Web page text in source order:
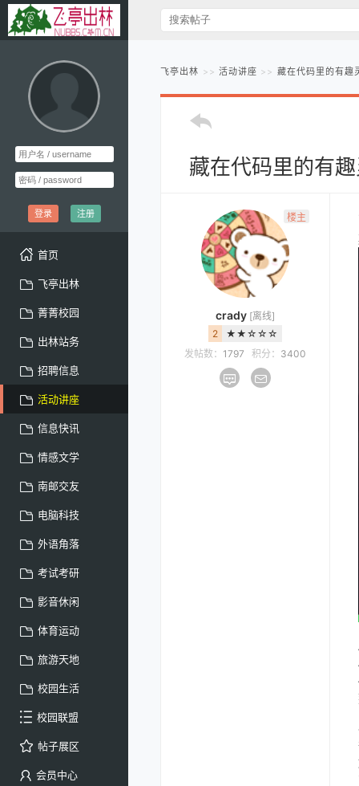
登录 注册
首页
飞亭出林
菁菁校园
出林站务
招聘信息
活动讲座
信息快讯
情感文学
南邮交友
电脑科技
外语角落
考试考研
影音休闲
体育运动
旅游天地
校园生活
校园联盟
帖子展区
会员中心
飞亭出林 活动讲座 藏在代码里的有
藏在代码里的有
楼主
crady [离线]
2
★★☆☆☆
发帖数： 1797 积分： 3400